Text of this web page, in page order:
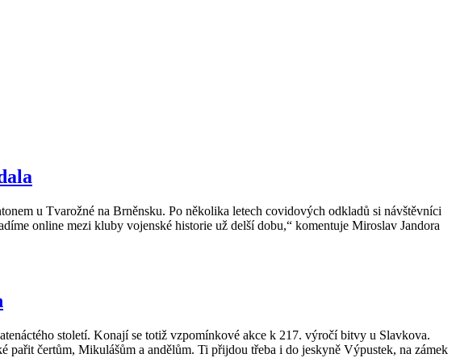
u Tvarožné na Brněnsku. Po několika letech covidových odkladů si návštěvníci
online mezi kluby vojenské historie už delší dobu,“ komentuje Miroslav Jandora
století. Konají se totiž vzpomínkové akce k 217. výročí bitvy u Slavkova.
čertům, Mikulášům a andělům. Ti přijdou třeba i do jeskyně Výpustek, na zámek